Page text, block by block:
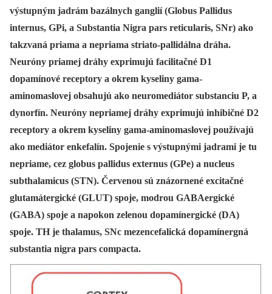
výstupným jadrám bazálnych ganglií (Globus Pallidus
internus, GPi, a Substantia Nigra pars reticularis, SNr) ako
takzvaná priama a nepriama striato-pallidálna dráha.
Neuróny priamej dráhy exprimujú facilitačné D1
dopamínové receptory a okrem kyseliny gama-
aminomaslovej obsahujú ako neuromediátor substanciu P, a
dynorfín. Neuróny nepriamej dráhy exprimujú inhibičné D2
receptory a okrem kyseliny gama-aminomaslovej používajú
ako mediátor enkefalín. Spojenie s výstupnými jadrami je tu
nepriame, cez globus pallidus externus (GPe) a nucleus
subthalamicus (STN). Červenou sú znázornené excitačné
glutamátergické (GLUT) spoje, modrou GABAergické
(GABA) spoje a napokon zelenou dopamínergické (DA)
spoje. TH je thalamus, SNc mezencefalická dopamínergná
substantia nigra pars compacta.